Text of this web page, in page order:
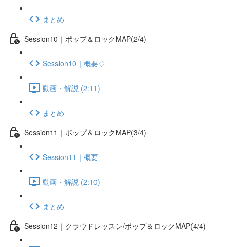
まとめ
Session10｜ポップ＆ロックMAP(2/4)
Session10｜概要♢
動画・解説 (2:11)
まとめ
Session11｜ポップ＆ロックMAP(3/4)
Session11｜概要
動画・解説 (2:10)
まとめ
Session12｜クラウドレッスン/ポップ＆ロックMAP(4/4)